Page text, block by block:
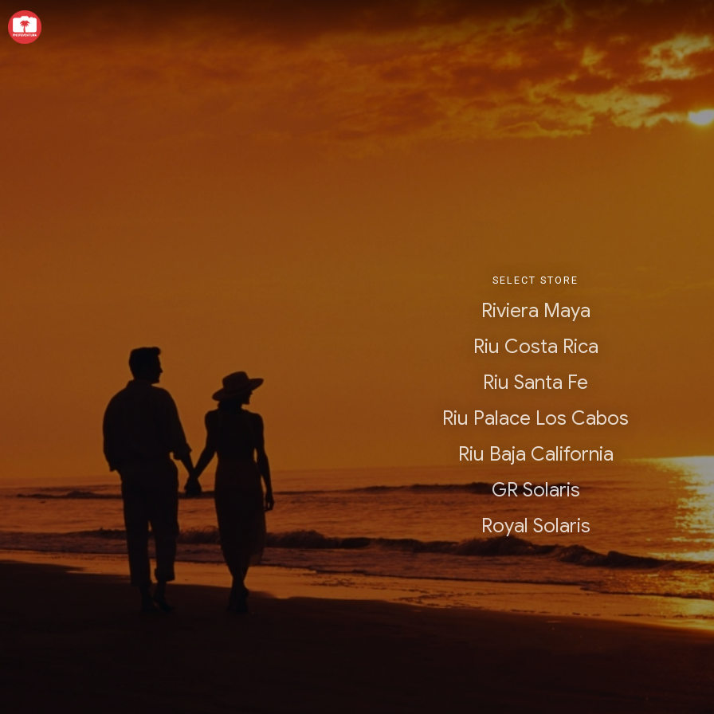
SELECT STORE
Riviera Maya
Riu Costa Rica
Riu Santa Fe
Riu Palace Los Cabos
Riu Baja California
GR Solaris
Royal Solaris